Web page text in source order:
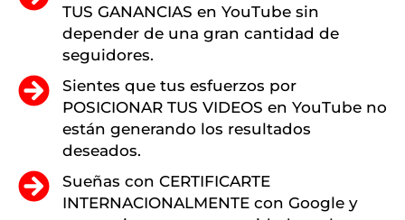
TUS GANANCIAS en YouTube sin
depender de una gran cantidad de
seguidores.
Sientes que tus esfuerzos por
POSICIONAR TUS VIDEOS en YouTube no
están generando los resultados
deseados.
Sueñas con CERTIFICARTE
INTERNACIONALMENTE con Google y